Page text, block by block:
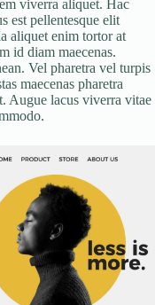
viverra aliquet. Hac
est pellentesque elit
aliquet enim tortor at
id diam maecenas.
Vel pharetra vel turpis
maecenas pharetra
Augue lacus viverra vitae